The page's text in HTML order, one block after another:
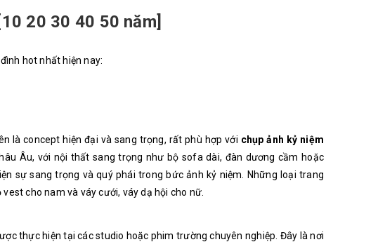
20 30 40 50 năm]
hot nhất hiện nay:
là concept hiện đại và sang trọng, rất phù hợp với chụp ảnh kỷ niệm
Âu, với nội thất sang trọng như bộ sofa dài, đàn dương cầm hoặc
sự sang trọng và quý phái trong bức ảnh kỷ niệm. Những loại trang
cho nam và váy cưới, váy dạ hội cho nữ.
thực hiện tại các studio hoặc phim trường chuyên nghiệp. Đây là nơi